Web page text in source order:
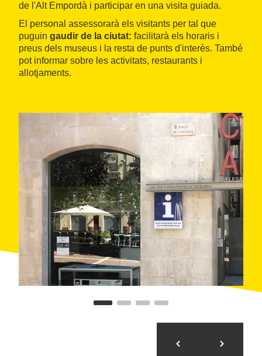
de l'Alt Empordà i participar en una visita guiada.
El personal assessorarà els visitants per tal que
puguin gaudir de la ciutat: facilitarà els horaris i
preus dels museus i la resta de punts d'interès. També
pot informar sobre les activitats, restaurants i
allotjaments.